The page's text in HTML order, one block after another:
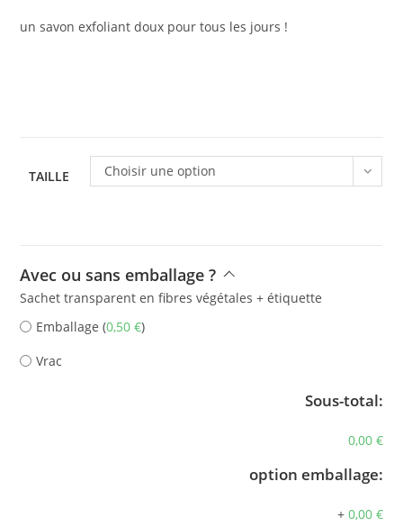
un savon exfoliant doux pour tous les jours !
TAILLE Choisir une option
Avec ou sans emballage ?
Sachet transparent en fibres végétales + étiquette
Emballage (0,50€)
Vrac
Sous-total:
0,00 €
option emballage:
+ 0,00 €